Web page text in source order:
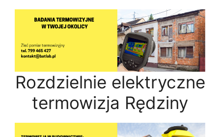
Rozdzielnie elektryczne
termowizja Rędziny